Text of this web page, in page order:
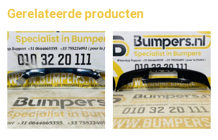
Gerelateerde producten